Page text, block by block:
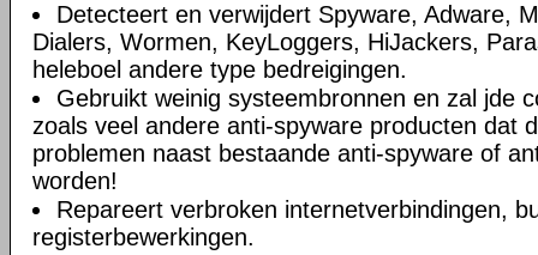
Detecteert en verwijdert Spyware, Adware,
Dialers, Wormen, KeyLoggers, HiJackers,
heleboel andere type bedreigingen.
Gebruikt weinig systeembronnen en zal jde
zoals veel andere anti-spyware producten dat
problemen naast bestaande anti-spyware of
worden!
Repareert verbroken internetverbindingen,
registerbewerkingen.